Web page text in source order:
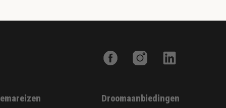
Droomaanbiedingen